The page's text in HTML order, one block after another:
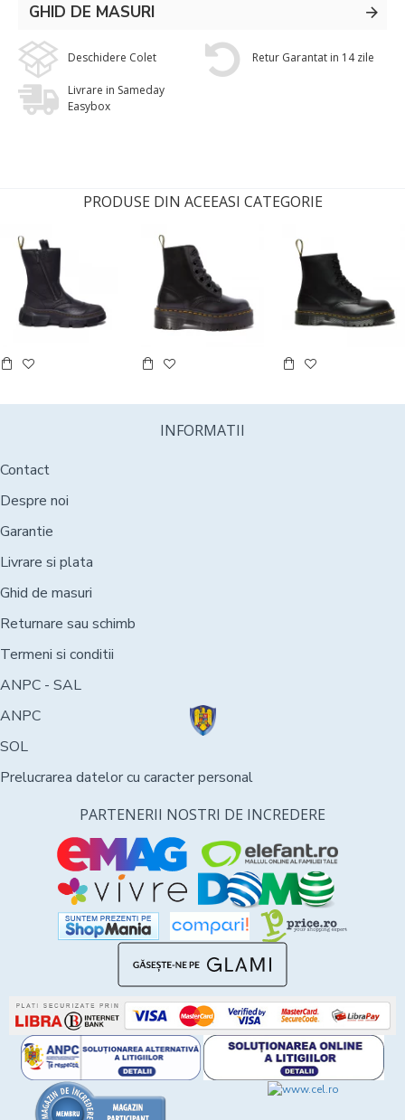
GHID DE MASURI
Deschidere Colet Retur Garantat in 14 zile
Livrare in Sameday
Easybox
PRODUSE DIN ACEEASI CATEGORIE
INFORMATII
Contact
Despre noi
Garantie
Livrare si plata
Ghid de masuri
Returnare sau schimb
Termeni si conditii
ANPC - SAL
ANPC
SOL
Prelucrarea datelor cu caracter personal
PARTENERII NOSTRI DE INCREDERE